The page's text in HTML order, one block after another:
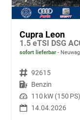
Cupra Leon
1.5 eTSI DSG
sofort lieferbar
Fahrzeugnr. 92615
Kraftstoff Benzin
Leistung 110 kW (150 PS)
14.04.2026